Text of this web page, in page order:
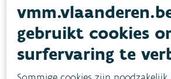
Heb je vragen?
Bekijk het overzicht van
gebruikt cookies
surfervaring te